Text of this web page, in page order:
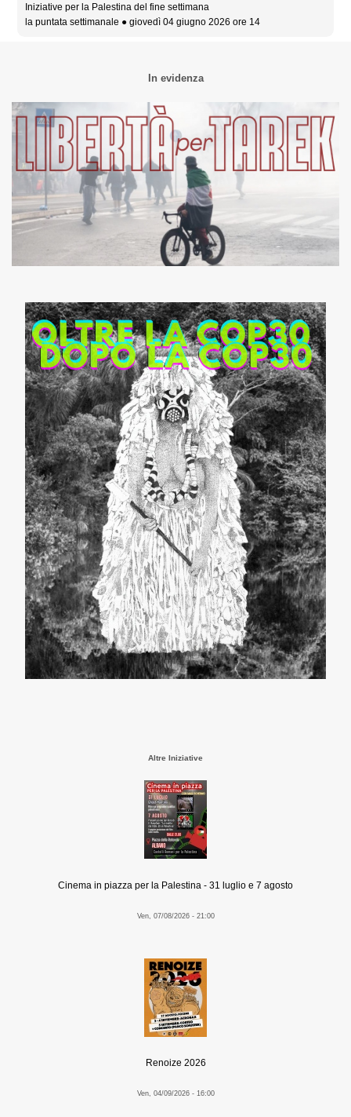
Iniziative per la Palestina del fine settimana
la puntata settimanale ● giovedì 04 giugno 2026 ore 14
In evidenza
Altre Iniziative
Cinema in piazza per la Palestina - 31 luglio e 7 agosto
Ven, 07/08/2026 - 21:00
Renoize 2026
Ven, 04/09/2026 - 16:00